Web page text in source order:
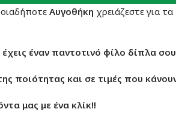
Αυγοθήκη χρειάζεστε για τα
έχεις έναν παντοτινό φίλο δίπλα
ποιότητας και σε τιμές που
μας με ένα κλίκ!!